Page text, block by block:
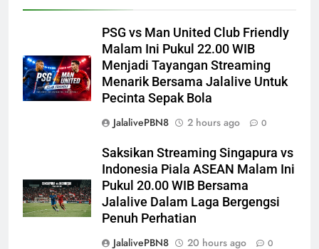
PSG vs Man United Club Friendly
Malam Ini Pukul 22.00 WIB
Menjadi Tayangan Streaming
Menarik Bersama Jalalive Untuk
Pecinta Sepak Bola
JalalivePBN8
2 hours ago 0
Saksikan Streaming Singapura vs
Indonesia Piala ASEAN Malam Ini
Pukul 20.00 WIB Bersama
Jalalive Dalam Laga Bergengsi
Penuh Perhatian
JalalivePBN8
20 hours ago 0